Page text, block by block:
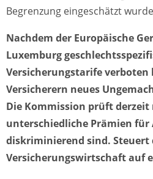
Begrenzung eingeschätzt
Nachdem der Europäische
Luxemburg
Versicherungstarife
Versicherern neues
Die Kommission prüft
unterschiedliche Prämien
diskriminierend sind. Steuert
Versicherungswirtschaft auf